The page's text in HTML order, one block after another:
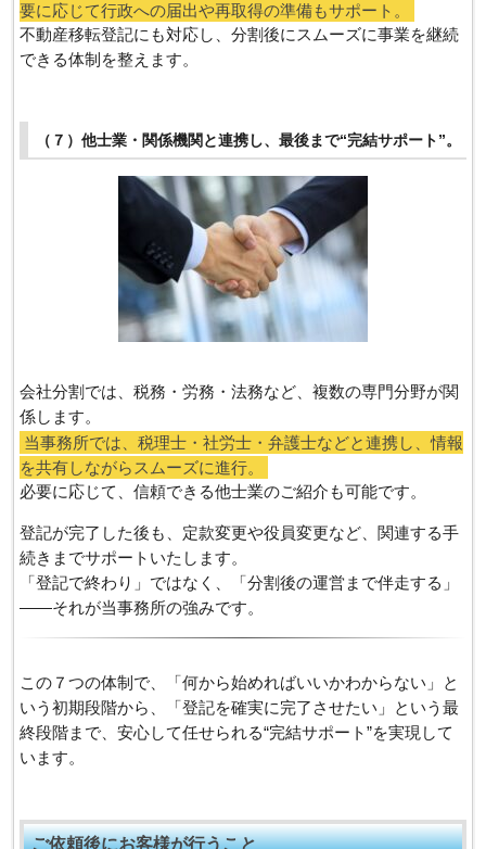
要に応じて行政への届出や再取得の準備もサポート。
不動産移転登記にも対応し、分割後にスムーズに事業を継続
できる体制を整えます。
（７）他士業・関係機関と連携し、最後まで“完結サポート”。
会社分割では、税務・労務・法務など、複数の専門分野が関
係します。
当事務所では、税理士・社労士・弁護士などと連携し、情報
を共有しながらスムーズに進行。
必要に応じて、信頼できる他士業のご紹介も可能です。
登記が完了した後も、定款変更や役員変更など、関連する手
続きまでサポートいたします。
「登記で終わり」ではなく、「分割後の運営まで伴走する」
――それが当事務所の強みです。
この７つの体制で、「何から始めればいいかわからない」と
いう初期段階から、「登記を確実に完了させたい」という最
終段階まで、安心して任せられる“完結サポート”を実現して
います。
ご依頼後にお客様が行うこと